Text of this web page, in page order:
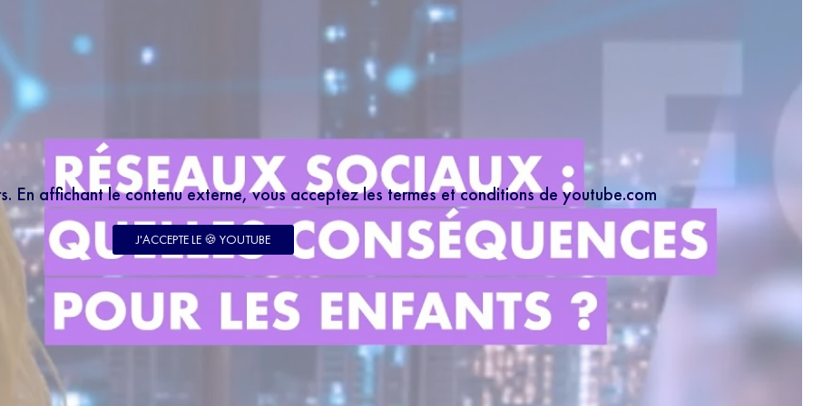
En affichant le contenu externe, vous acceptez les termes et conditions de youtube.com
J'ACCEPTE LE 🍪 YOUTUBE
notre newsletter 100% éducation et recevez tous
meilleur des programmes SQOOL TV en moins de
votre email, vous acceptez de recevoir
newsletter par courrier électronique et vous prenez
notre politique de confidentialité. Vous pouvez à tout
avec le bouton de désinscription qui figure en
reçu.